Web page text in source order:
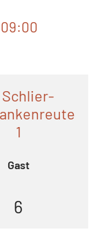
09:00
Schlier-
1
Gast
6